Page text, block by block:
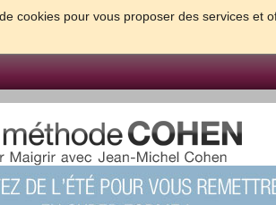
cookies pour vous proposer des services et
PSYCHO & TESTS GROSSESSE &